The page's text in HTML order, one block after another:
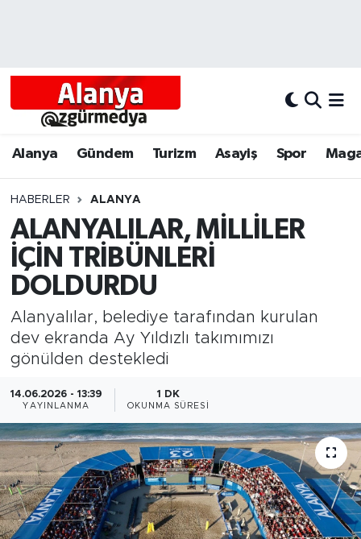
Alanya Gündem Turizm Asayiş Spor
HABERLER ALANYA
ALANYALILAR, MİLLİLER
İÇİN TRİBÜNLERİ
DOLDURDU
Alanyalılar, belediye tarafından kurulan
dev ekranda Ay Yıldızlı takımımızı
gönülden destekledi
14.06.2026 - 13:39
YAYINLANMA
1 DK
OKUNMA SÜRESI
Alanyum
Bölgesel
Dünya
Eğitim
Gazipaşa
Güncel
Gündem
İnşaat-Emlak
Alanya Hava Durumu
Tüm Manşetler
Son Dakika Haberleri
Haber Arşivi